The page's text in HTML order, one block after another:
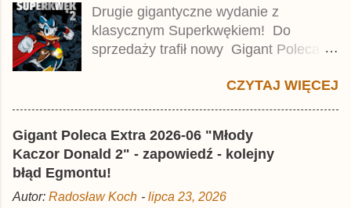
t
a
r
z
Drugie gigantyczne wydanie z
klasycznym Superkwękiem! Do
sprzedaży trafił nowy Gigant Poleca
Jest to kolejny 624-stronicowy tom z
wynosi 49,99 zł i zamówicie go także z
rabatem na Egmont.pl . Za przekład
odpowiadał Jacek Drewnowski.
Publikacja jest przedrukiem drugiego
CZYTAJ WIĘCEJ
Gigant Poleca Extra 2026-06 "Młody
Kaczor Donald 2" - zapowiedź - kolejny
błąd Egmontu!
Autor: Radosław Koch - lipca 23, 2026